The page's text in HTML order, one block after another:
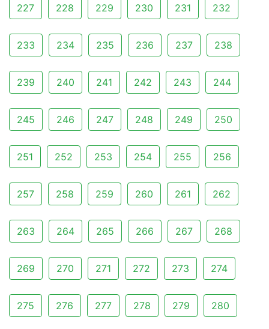
227 228 229 230 231 232
233 234 235 236 237 238
239 240 241 242 243 244
245 246 247 248 249 250
251 252 253 254 255 256
257 258 259 260 261 262
263 264 265 266 267 268
269 270 271 272 273 274
275 276 277 278 279 280